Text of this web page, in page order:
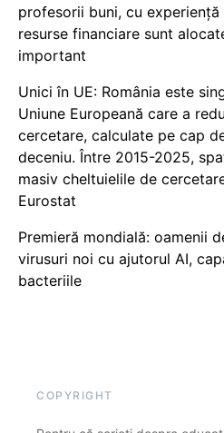
profesorii buni, cu
resurse financiare sunt
important
Unici în UE: România este
Uniune Europeană care a
cercetare, calculate pe cap
deceniu. Între 2015-2025,
masiv cheltuielile de
Eurostat
Premieră mondială: oamenii
virusuri noi cu ajutorul AI,
bacteriile
COPYRIGHT